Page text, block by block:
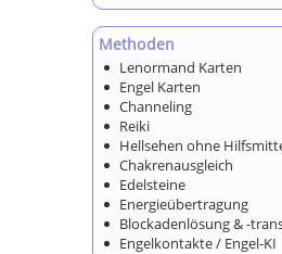
Methoden
Lenormand Karten
Engel Karten
Channeling
Reiki
Hellsehen ohne
Chakrenausgleich
Edelsteine
Energieübertragung
Blockadenlösung & -
Engelkontakte / Engel-KI